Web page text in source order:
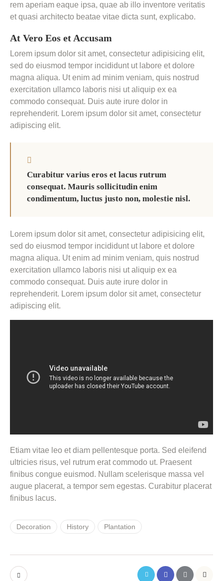
rem aperiam eaque ipsa, quae ab illo inventore veritatis
et quasi architecto beatae vitae dicta sunt, explicabo.
At Vero Eos et Accusam
Lorem ipsum dolor sit amet, consectetur adipisicing elit,
sed do eiusmod tempor incididunt ut labore et dolore
magna aliqua. Ut enim ad minim veniam, quis nostrud
exercitation ullamco laboris nisi ut aliquip ex ea
commodo consequat. Duis aute irure dolor in
reprehenderit. Lorem ipsum dolor sit amet, consectetur
adipiscing elit.
Curabitur varius eros et lacus rutrum
consequat. Mauris sollicitudin enim
condimentum, luctus justo non, molestie nisl.
Lorem ipsum dolor sit amet, consectetur adipisicing elit,
sed do eiusmod tempor incididunt ut labore et dolore
magna aliqua. Ut enim ad minim veniam, quis nostrud
exercitation ullamco laboris nisi ut aliquip ex ea
commodo consequat. Duis aute irure dolor in
reprehenderit. Lorem ipsum dolor sit amet, consectetur
adipiscing elit.
sed do eiusmod tempor incididunt ut labore et dolore
magna aliqua. Ut enim ad minim veniam, quis nostrud
Etiam vitae leo et diam pellentesque porta. Sed eleifend
ultricies risus, vel rutrum erat commodo ut. Praesent
finibus congue euismod. Nullam scelerisque massa vel
augue placerat, a tempor sem egestas. Curabitur placerat
finibus lacus.
Decoration History Plantation